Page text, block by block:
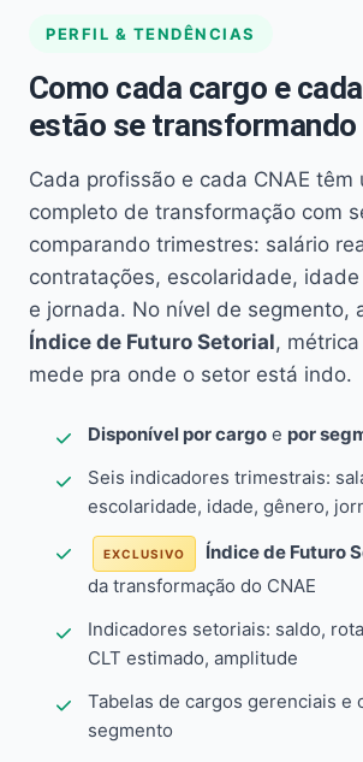
PERFIL & TENDÊNCIAS
Como cada cargo e
estão se transformando
Cada profissão e cada CNAE têm
completo de transformação com
comparando trimestres: salário
contratações, escolaridade,
e jornada. No nível de segmento,
Índice de Futuro Setorial,
mede pra onde o setor está indo.
Disponível por cargo e por
Seis indicadores trimestrais:
escolaridade, idade, gênero,
EXCLUSIVO Índice de Futuro
da transformação do CNAE
Indicadores setoriais: saldo,
CLT estimado, amplitude
Tabelas de cargos gerenciais e
segmento